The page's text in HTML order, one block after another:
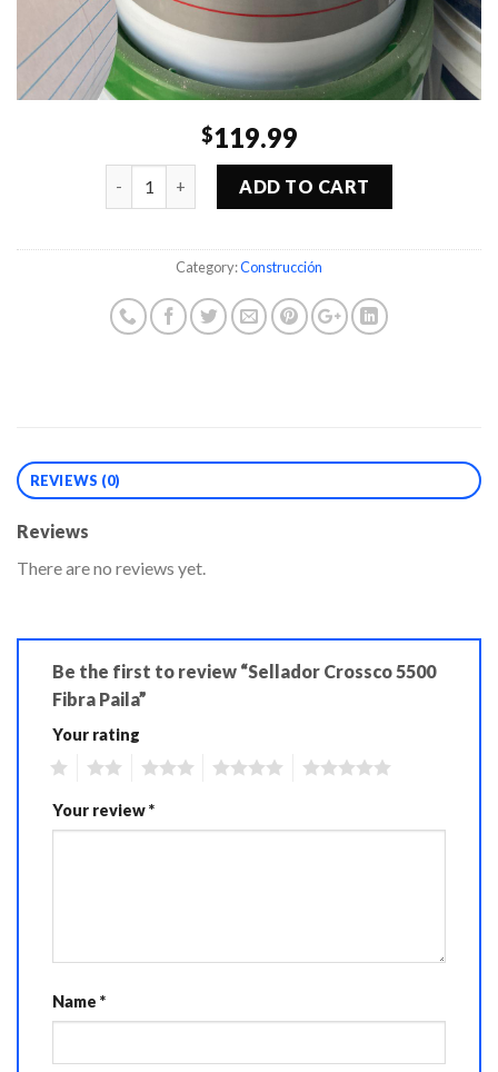
$119.99
ADD TO CART
Category:Construcción
REVIEWS (0)
Reviews
There are no reviews yet.
Be the first to review “Sellador Crossco 5500
Fibra Paila”
Your rating
Your review*
Name *